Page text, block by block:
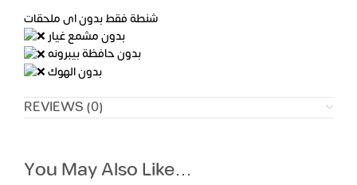
شنطة فقط بدون اى ملحقات
بدون مشمع غيار
بدون حافظة بيبرونه
بدون الهوك
REVIEWS (0)
You May Also Like…